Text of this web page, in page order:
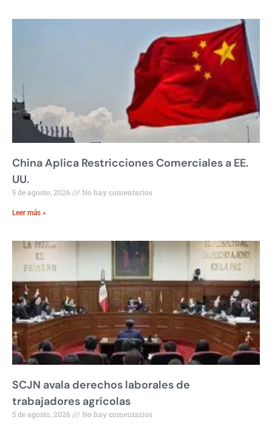
China Aplica Restricciones Comerciales a EE.
UU.
5 de agosto, 2026 No hay comentarios
Leer más »
SCJN avala derechos laborales de
trabajadores agrícolas
5 de agosto, 2026 No hay comentarios